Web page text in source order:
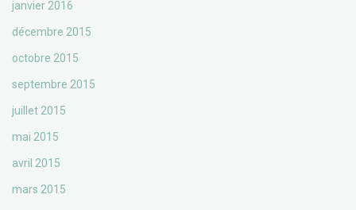
janvier 2016
décembre 2015
octobre 2015
septembre 2015
juillet 2015
mai 2015
avril 2015
mars 2015